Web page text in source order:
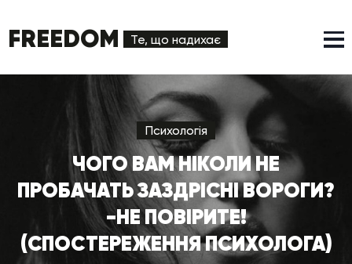
FREEDOM Те, що надихає
Психологія
ЧОГО ВАМ НІКОЛИ НЕ
ПРОБАЧАТЬ ЗАЗДРІСНІ ВОРОГИ?
-НЕ ПОВІРИТЕ!
(СПОСТЕРЕЖЕННЯ ПСИХОЛОГА)